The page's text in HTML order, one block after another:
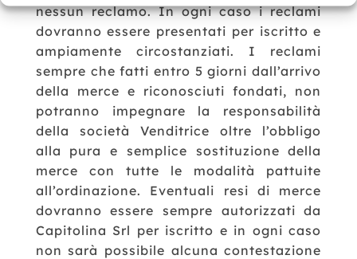
nessun reclamo. In ogni caso i reclami
dovranno essere presentati per iscritto e
ampiamente circostanziati. I reclami
sempre che fatti entro 5 giorni dall’arrivo
della merce e riconosciuti fondati, non
potranno impegnare la responsabilità
della società Venditrice oltre l’obbligo
alla pura e semplice sostituzione della
merce con tutte le modalità pattuite
all’ordinazione.
Eventuali resi di merce
dovranno essere sempre autorizzati da
Capitolina Srl per iscritto e in ogni caso
non sarà possibile alcuna contestazione